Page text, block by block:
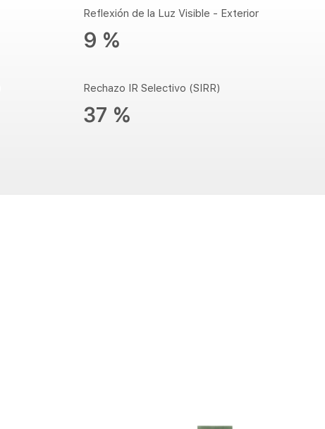
Reflexión de la Luz Visible - Exterior
9 %
Rechazo IR Selectivo (SIRR)
37 %